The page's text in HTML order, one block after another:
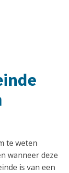
te weten
wanneer deze
is van een